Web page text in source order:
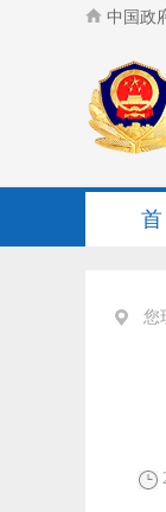
中国政
首
您